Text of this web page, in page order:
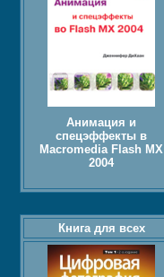
Анимация и
спецэффекты в
Macromedia Flash MX
2004
Книга для всех